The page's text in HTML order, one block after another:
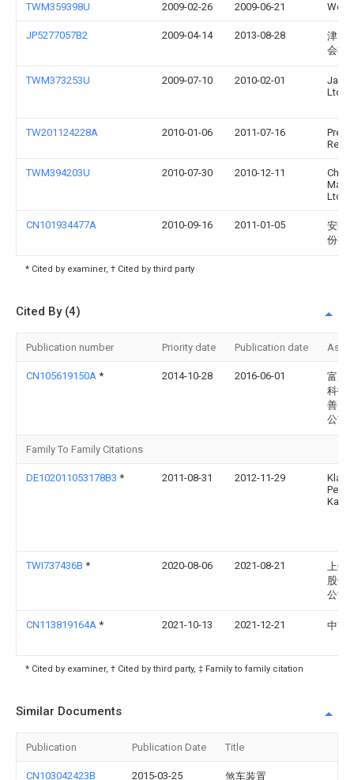
TWM359398U 2009-02-26 2009-06-21 Wei-
JP5277057B2 2009-04-14 2013-08-28
津田
会社
TWM373253U 2009-07-10 2010-02-01
Ltd
TW201124228A 2010-01-06 2011-07-16
Prec
Res
TWM394203U 2010-07-30 2010-12-11
Chin
Ltd
CN101934477A 2010-09-16 2011-01-05
安阳
份有
* Cited by examiner, † Cited by third party
Cited By (4)
Publication number Priority date Publication date
CN105619150A * 2014-10-28 2016-06-01
富鼎
科技(
善)有
公司
Family To Family Citations
DE102011053178B3 * 2011-08-31 2012-11-29
Peter
Kapp
TWI737436B * 2020-08-06 2021-08-21
上銀
股份
公司
CN113819164A * 2021-10-13 2021-12-21 中南
* Cited by examiner, † Cited by third party, ‡ Family to family citation
Similar Documents
Publication Publication Date Title
CN103042423B 2015-03-25 煞车装置